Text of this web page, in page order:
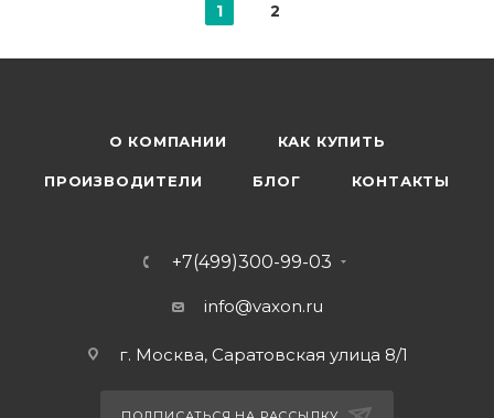
1 2
О КОМПАНИИ КАК КУПИТЬ
ПРОИЗВОДИТЕЛИ БЛОГ КОНТАКТЫ
+7(499)300-99-03
info@vaxon.ru
г. Москва, Саратовская улица 8/1